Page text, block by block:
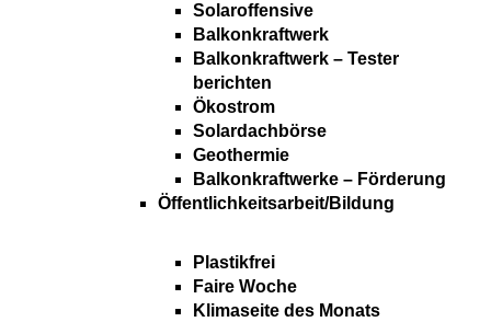
Solaroffensive
Balkonkraftwerk
Balkonkraftwerk – Tester
berichten
Ökostrom
Solardachbörse
Geothermie
Balkonkraftwerke – Förderung
Öffentlichkeitsarbeit/Bildung
Plastikfrei
Faire Woche
Klimaseite des Monats